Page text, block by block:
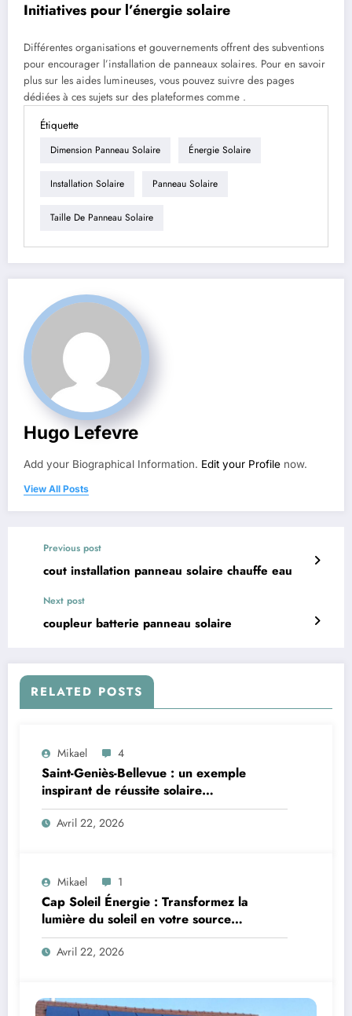
Initiatives pour l’énergie solaire
Différentes organisations et gouvernements offrent des subventions
pour encourager l’installation de panneaux solaires. Pour en savoir
plus sur les aides lumineuses, vous pouvez suivre des pages
dédiées à ces sujets sur des plateformes comme .
Étiquette
Dimension Panneau Solaire Énergie Solaire
Installation Solaire Panneau Solaire
Taille De Panneau Solaire
Hugo Lefevre
Add your Biographical Information. Edit your Profile now.
View All Posts
Previous post
cout installation panneau solaire chauffe eau
Next post
coupleur batterie panneau solaire
RELATED POSTS
Mikael 4
Saint-Geniès-Bellevue : un exemple
inspirant de réussite solaire
photovoltaïque
Avril 22, 2026
Mikael 1
Cap Soleil Énergie : Transformez la
lumière du soleil en votre source
d’énergie incontournable grâce à
l’expertise photovoltaïque
Avril 22, 2026